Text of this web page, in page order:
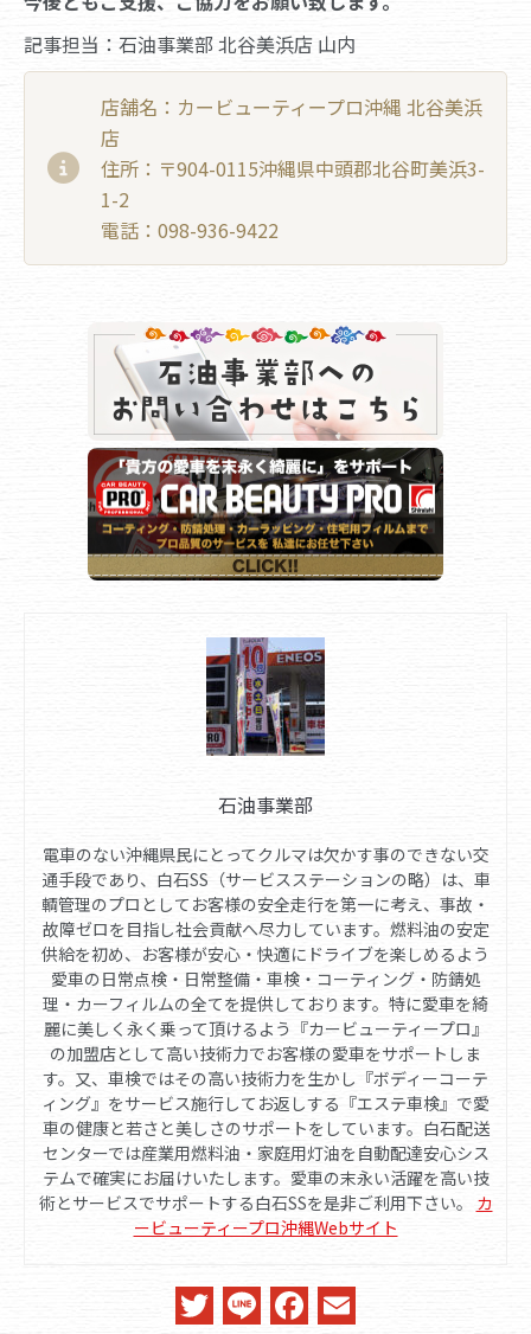
記事担当：石油事業部 北谷美浜店 山内
店舗名：カービューティープロ沖縄 北谷美浜
店
住所：〒904-0115沖縄県中頭郡北谷町美浜3-
1-2
電話：098-936-9422
石油事業部
電車のない沖縄県民にとってクルマは欠かす事のできない交
通手段であり、白石SS（サービスステーションの略）は、車
輌管理のプロとしてお客様の安全走行を第一に考え、事故・
故障ゼロを目指し社会貢献へ尽力しています。燃料油の安定
供給を初め、お客様が安心・快適にドライブを楽しめるよう
愛車の日常点検・日常整備・車検・コーティング・防錆処
理・カーフィルムの全てを提供しております。特に愛車を綺
麗に美しく永く乗って頂けるよう『カービューティープロ』
の加盟店として高い技術力でお客様の愛車をサポートしま
す。又、車検ではその高い技術力を生かし『ボディーコーテ
ィング』をサービス施行してお返しする『エステ車検』で愛
車の健康と若さと美しさのサポートをしています。白石配送
センターでは産業用燃料油・家庭用灯油を自動配達安心シス
テムで確実にお届けいたします。愛車の末永い活躍を高い技
術とサービスでサポートする白石SSを是非ご利用下さい。 カ
ービューティープロ沖縄Webサイト
Twitter
LineFacebook